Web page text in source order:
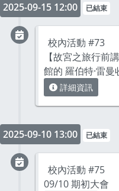
2025-09-15 12:00 已結束
校內活動 #73
【故宮之旅行前
館的 羅伯特·雷曼
詳細資訊
2025-09-10 13:00 已結束
校內活動 #75
09/10 期初大會